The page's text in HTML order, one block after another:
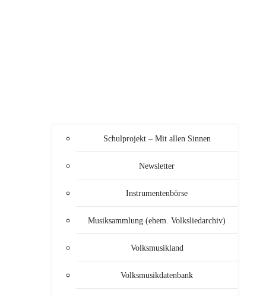
Schulprojekt – Mit allen Sinnen
Newsletter
Instrumentenbörse
Musiksammlung (ehem. Volksliedarchiv)
Volksmusikland
Volksmusikdatenbank